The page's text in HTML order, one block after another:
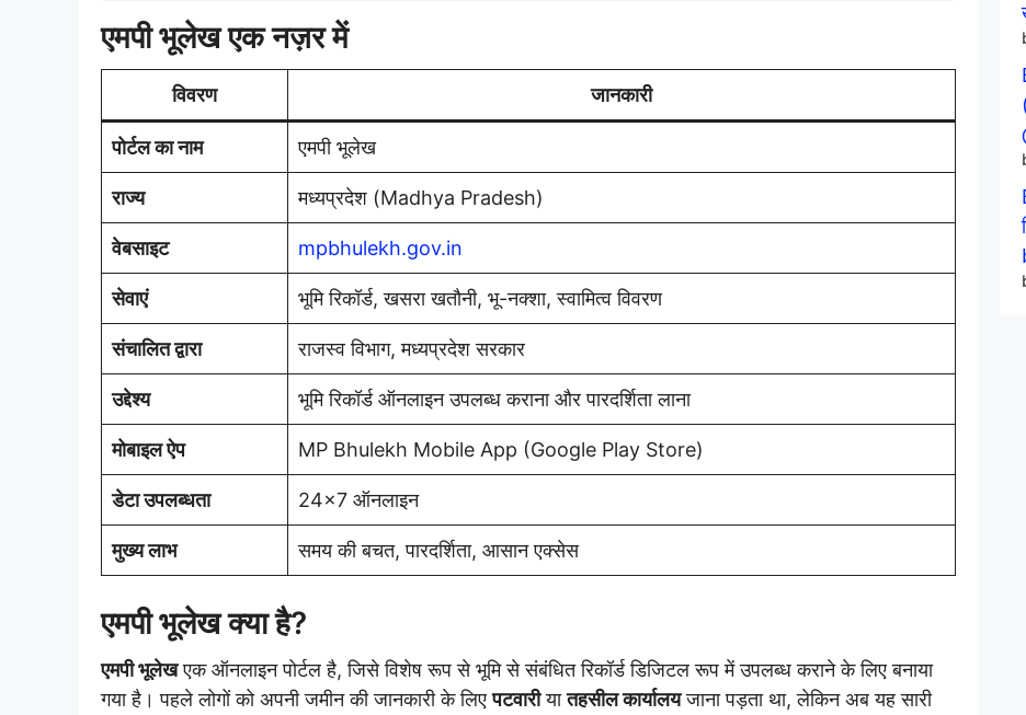
एमपी भूलेख एक नज़र में
विवरण जानकारी
पोर्टल का नाम एमपी भूलेख
राज्य मध्यप्रदेश (Madhya Pradesh)
वेबसाइट mpbhulekh.gov.in
सेवाएं भूमि रिकॉर्ड, खसरा खतौनी, भू-नक्शा, स्वामित्व विवरण
संचालित द्वारा राजस्व विभाग, मध्यप्रदेश सरकार
उद्देश्य भूमि रिकॉर्ड ऑनलाइन उपलब्ध कराना और पारदर्शिता लाना
मोबाइल ऐप MP Bhulekh Mobile App (Google Play Store)
डेटा उपलब्धता 24×7 ऑनलाइन
मुख्य लाभ समय की बचत, पारदर्शिता, आसान एक्सेस
एमपी भूलेख क्या है?
एमपी भूलेखएक ऑनलाइन पोर्टल है, जिसे विशेष रूप से भूमि से संबंधित रिकॉर्ड डिजिटल रूप में उपलब्ध कराने के लिए बनाया
गया है। पहले लोगों को अपनी जमीन की जानकारी के लिएपटवारीयातहसील कार्यालयजाना पड़ता था, लेकिन अब यह सारी